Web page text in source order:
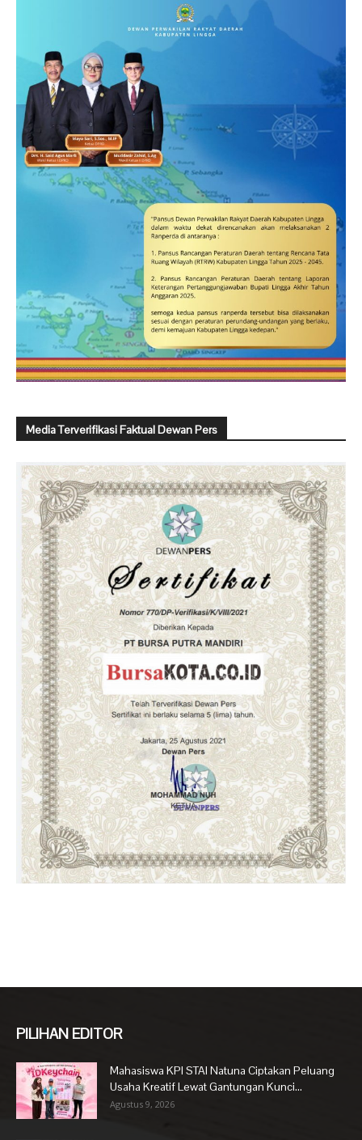
Media Terverifikasi Faktual Dewan Pers
PILIHAN EDITOR
Mahasiswa KPI STAI Natuna Ciptakan Peluang
Usaha Kreatif Lewat Gantungan Kunci...
Agustus 9, 2026